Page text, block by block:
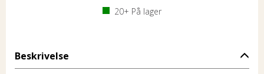
20+ På lager
Beskrivelse